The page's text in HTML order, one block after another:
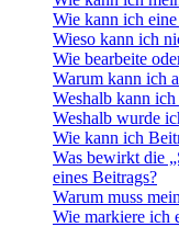
Wie kann ich
Wieso kann ich
Wie bearbeite
Warum kann ich
Weshalb kann
Weshalb wurde
Wie kann ich
Was bewirkt die
eines Beitrags?
Warum muss
Wie markiere ich